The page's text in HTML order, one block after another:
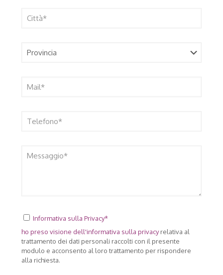
Informativa sulla Privacy*
ho preso visione dell'informativa sulla privacyrelativa al
trattamento dei dati personali raccolti con il presente
modulo e acconsento al loro trattamento per rispondere
alla richiesta.